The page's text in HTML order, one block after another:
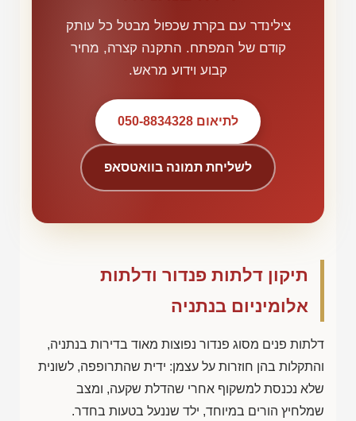
צילינדר עם בקרת שכפול מבטל כל עותק
קודם של המפתח. התקנה קצרה, מחיר
קבוע וידוע מראש.
לתיאום 050-8834328
לשליחת תמונה בוואטסאפ
תיקון דלתות פנדור ודלתות
אלומיניום בנתניה
דלתות פנים מסוג פנדור נפוצות מאוד בדירות בנתניה,
והתקלות בהן חוזרות על עצמן: ידית שהתרופפה, לשונית
שלא נכנסת למשקוף אחרי שהדלת שקעה, ומצב
שמלחיץ הורים במיוחד, ילד שננעל בטעות בחדר.